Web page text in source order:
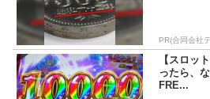
PR(合同会社
【スロッ
ったら、
FRE...